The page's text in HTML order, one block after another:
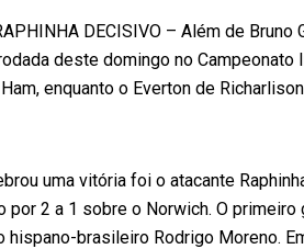
DECISIVO – Além de
deste domingo no
enquanto o Everton de
uma vitória foi o atacante
por 2 a 1 sobre o Norwich. O
hispano-brasileiro Rodrigo Moreno.